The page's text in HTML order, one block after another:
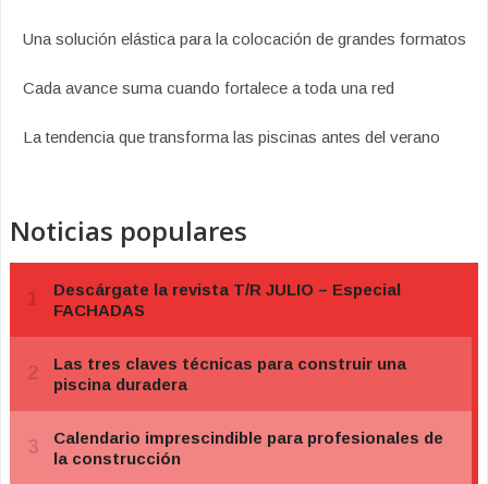
Una solución elástica para la colocación de grandes formatos
Cada avance suma cuando fortalece a toda una red
La tendencia que transforma las piscinas antes del verano
Noticias populares